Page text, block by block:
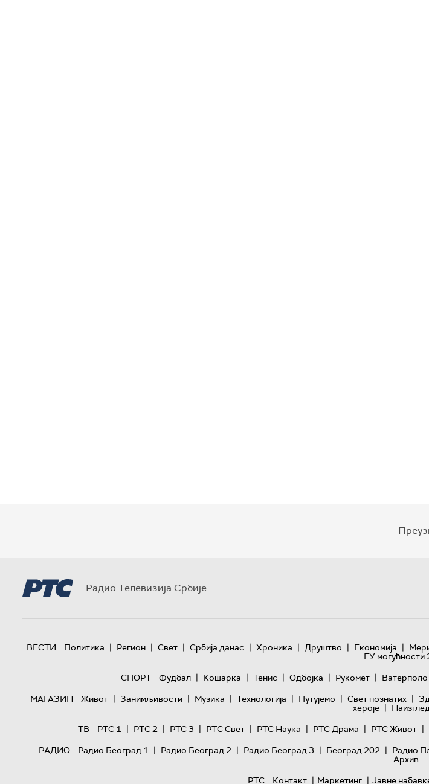
Радио Телевизија Србије
ВЕСТИ Политика | Регион | Свет | Србија данас | Хроника | Друштво | Економија |
ЕУ могућности
СПОРТ
Фудбал | Кошарка | Тенис | Одбојка | Рукомет | Ватерполо
МАГАЗИН
Живот | Занимљивости | Музика | Технологијa | Путујемо | Свет познатих |
хероје |
ТВ
РТС 1 | РТС 2 | РТС 3 | РТС Свет | РТС Наука | РТС Драма | РТС Живот |
РАДИО
Радио Београд 1 | Радио Београд 2 | Радио Београд 3 | Београд 202 | Радио
Архив
РТС
Контакт | Маркетинг | Јавне